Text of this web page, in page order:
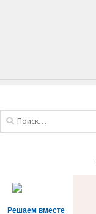
Решаем вместе